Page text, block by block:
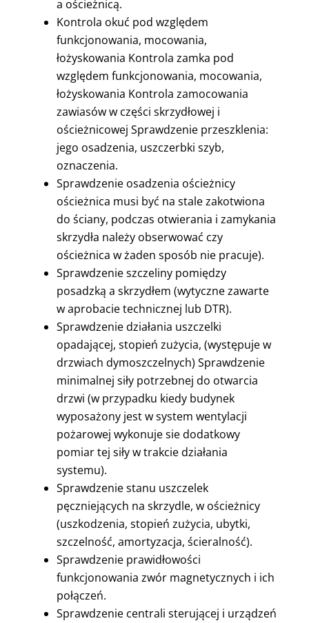
a ościeżnicą.
Kontrola okuć pod względem
funkcjonowania, mocowania,
łożyskowania Kontrola zamka pod
względem funkcjonowania, mocowania,
łożyskowania Kontrola zamocowania
zawiasów w części skrzydłowej i
ościeżnicowej Sprawdzenie przeszklenia:
jego osadzenia, uszczerbki szyb,
oznaczenia.
Sprawdzenie osadzenia ościeżnicy
ościeżnica musi być na stale zakotwiona
do ściany, podczas otwierania i zamykania
skrzydła należy obserwować czy
ościeżnica w żaden sposób nie pracuje).
Sprawdzenie szczeliny pomiędzy
posadzką a skrzydłem (wytyczne zawarte
w aprobacie technicznej lub DTR).
Sprawdzenie działania uszczelki
opadającej, stopień zużycia, (występuje w
drzwiach dymoszczelnych) Sprawdzenie
minimalnej siły potrzebnej do otwarcia
drzwi (w przypadku kiedy budynek
wyposażony jest w system wentylacji
pożarowej wykonuje sie dodatkowy
pomiar tej siły w trakcie działania
systemu).
Sprawdzenie stanu uszczelek
pęczniejących na skrzydle, w ościeżnicy
(uszkodzenia, stopień zużycia, ubytki,
szczelność, amortyzacja, ścieralność).
Sprawdzenie prawidłowości
funkcjonowania zwór magnetycznych i ich
połączeń.
Sprawdzenie centrali sterującej i urządzeń